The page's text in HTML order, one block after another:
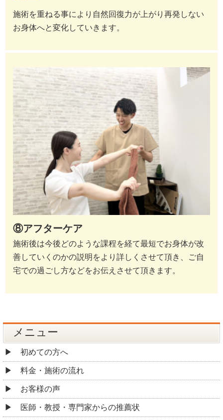
施術を重ねる事により自然回復力が上がり再発しない
お身体へと変化していきます。
⑧アフターケア
施術後は今後どのような課程を経て最短でお身体が改
善していくのかの説明をより詳しくさせて頂き、ご自
宅での過ごし方などをお伝えさせて頂きます。
メニュー
初めての方へ
料金・施術の流れ
お客様の声
医師・教授・専門家からの推薦状